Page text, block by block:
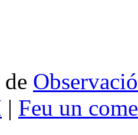
Observació
| Feu un